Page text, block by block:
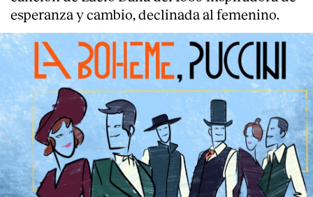
esperanza y cambio, declinada al femenino.